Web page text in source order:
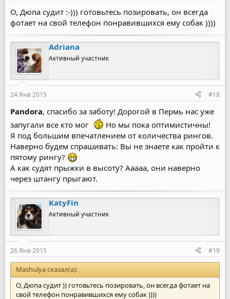
О, Дюпа судит :-))) готовьтесь позировать, он всегда
фотает на свой телефон понравившихся ему собак ))))
Adriana
Активный участник
24 Янв 2015 #18
Pandora, спасибо за заботу! Дорогой в Пермь нас уже
запугали все кто мог
Но мы пока оптимистичны!
Я под большим впечатлением от количества рингов.
Наверно будем спрашивать: Вы не знаете как пройти к
пятому рингу?
А как судят прыжки в высоту? Ааааа, они наверно
через штангу прыгают.
KatyFin
Активный участник
26 Янв 2015 #19
Mashulya сказал(а):
О, Дюпа судит )) готовьтесь позировать, он всегда фотает на
свой телефон понравившихся ему собак ))))